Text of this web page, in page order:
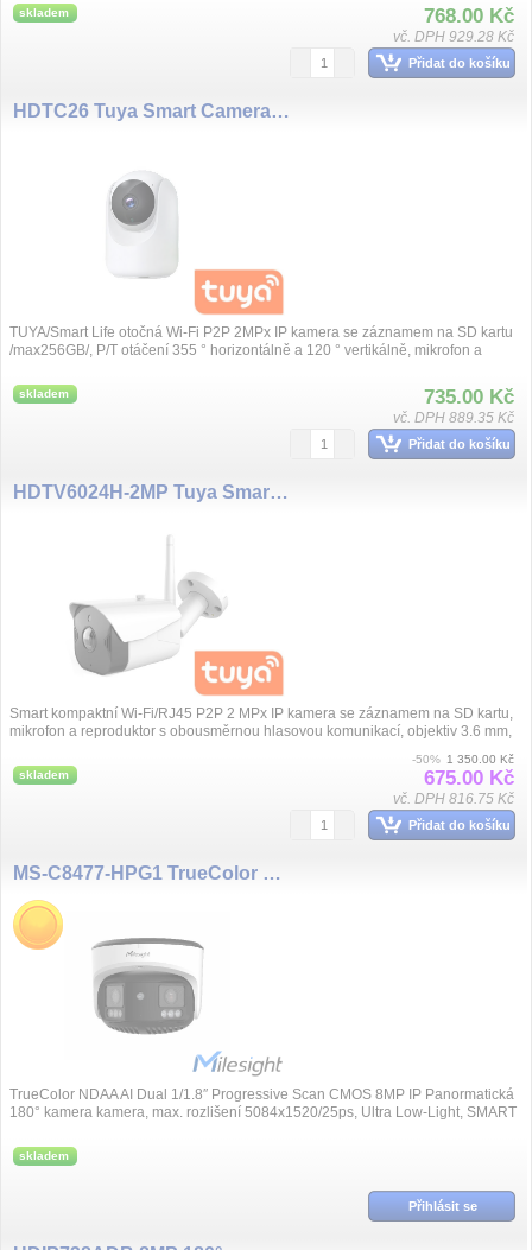
skladem 768.00 Kč
vč. DPH 929.28 Kč
Přidat do košíku
HDTC26 Tuya Smart Camera 2MP WiFi
TUYA/Smart Life otočná Wi-Fi P2P 2MPx IP kamera se záznamem na SD kartu
/max256GB/, P/T otáčení 355 ° horizontálně a 120 ° vertikálně, mikrofon a
skladem 735.00 Kč
vč. DPH 889.35 Kč
Přidat do košíku
HDTV6024H-2MP Tuya Smart Camera 2MP WiFi
Smart kompaktní Wi-Fi/RJ45 P2P 2 MPx IP kamera se záznamem na SD kartu,
mikrofon a reproduktor s obousměrnou hlasovou komunikací, objektiv 3.6 mm,
skladem
-50% 1 350.00 Kč
675.00 Kč
vč. DPH 816.75 Kč
Přidat do košíku
MS-C8477-HPG1 TrueColor Panoramatická kamera Duál senzor 8MP/25fps AI
TrueColor NDAA AI Dual 1/1.8″ Progressive Scan CMOS 8MP IP Panormatická
180° kamera kamera, max. rozlišení 5084x1520/25ps, Ultra Low-Light, SMART
skladem
Přihlásit se